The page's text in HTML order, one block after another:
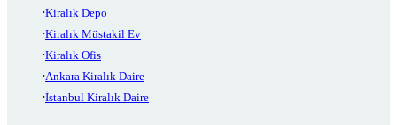
Kiralık Depo
Kiralık Müstakil Ev
Kiralık Ofis
Ankara Kiralık Daire
İstanbul Kiralık Daire